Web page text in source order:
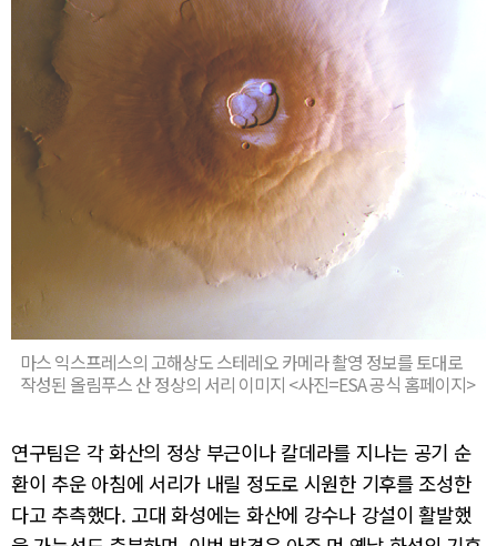
마스 익스프레스의 고해상도 스테레오 카메라 촬영 정보를 토대로
작성된 올림푸스 산 정상의 서리 이미지 <사진=ESA 공식 홈페이지>
연구팀은 각 화산의 정상 부근이나 칼데라를 지나는 공기 순
환이 추운 아침에 서리가 내릴 정도로 시원한 기후를 조성한
다고 추측했다. 고대 화성에는 화산에 강수나 강설이 활발했